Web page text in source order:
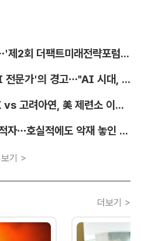
미래를 여는 AI와 일자리…'제2회 더팩트미래전략포럼' 참가 신청
[TF미래전략포럼] SK 'AI 전문가'의 경고…"AI 시대, 인재 격차 더 커진다"
[주간사모펀드] 영풍·MBK vs 고려아연, 美 제련소 이름 두고 고발전
직원구속·고스트로보틱스 적자…호실적에도 악재 놓인 LIG D&A
보기 >
더보기 >